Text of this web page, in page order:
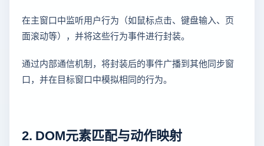
在主窗口中监听用户行为（如鼠标点击、键盘输入、页
面滚动等），并将这些行为事件进行封装。
通过内部通信机制，将封装后的事件广播到其他同步窗
口，并在目标窗口中模拟相同的行为。
2. DOM元素匹配与动作映射